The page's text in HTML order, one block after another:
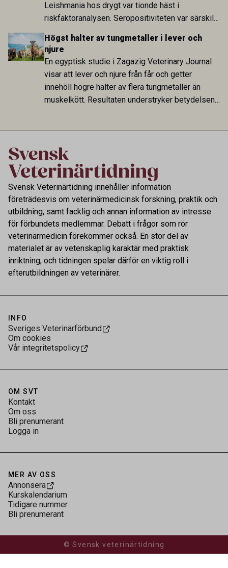
Leishmania hos drygt var tionde häst i
riskfaktoranalysen. Seropositiviteten var särskilt
hög i Zarqa och statistiskt kopplad till bland
annat stallhållning. Resultaten visar att hästarna
har exponerats för parasiten – men inte att de
fungerar som reservoarer eller bidrar till
smittspridning.
Högst halter av tungmetaller i lever och
njure
En egyptisk studie i Zagazig Veterinary Journal
visar att lever och njure från får och getter
innehöll högre halter av flera tungmetaller än
muskelkött. Resultaten understryker betydelsen
Svensk Veterinärtidning innehåller information
företrädesvis om veterinärmedicinsk forskning, praktik och
utbildning, samt facklig och annan information av intresse
för förbundets medlemmar. Debatt i frågor som rör
veterinärmedicin förekommer också. En stor del av
materialet är av vetenskaplig karaktär med praktisk
inriktning, och tidningen spelar därför en viktig roll i
efterutbildningen av veterinärer.
INFO
Sveriges Veterinärförbund
Om cookies
Vår integritetspolicy
OM SVT
Kontakt
Om oss
Bli prenumerant
Logga in
MER AV OSS
Annonsera
Kurskalendarium
Tidigare nummer
Bli prenumerant
© Svensk veterinärtidning